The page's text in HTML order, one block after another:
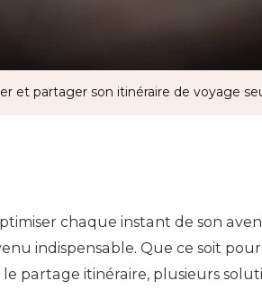
et partager son itinéraire de voyage
chaque instant de son
indispensable. Que ce soit
partage itinéraire, plusieurs